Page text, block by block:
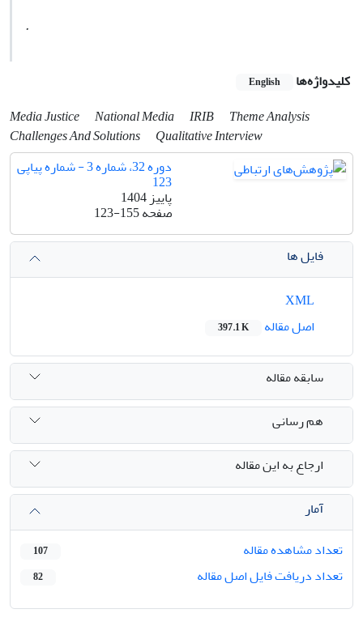
.
کلیدواژه‌ها English
Media Justice National Media IRIB
Theme Analysis
Challenges And Solutions
Qualitative Interview
دوره 32، شماره 3 - شماره پیاپی
123
پاییز 1404
صفحه123-155
فایل ها
اصل مقاله
397.1 K
سابقه مقاله
هم رسانی
ارجاع به این مقاله
آمار
تعداد مشاهده مقاله
107
تعداد دریافت فایل اصل مقاله 82